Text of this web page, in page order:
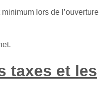
lors de l’ouverture
taxes et les